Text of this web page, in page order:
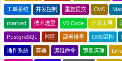
工单系统
并发控制 重复提交 CMS
marked
技术选型 VS Code 开发工具
PostgreSQL
时区 部署排查 CMS架构
插件系统
容器 运维命令 镜像清理